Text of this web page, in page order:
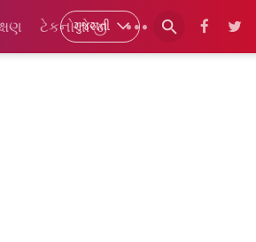
ટેકનોલોજી •••
ગુજરાતી